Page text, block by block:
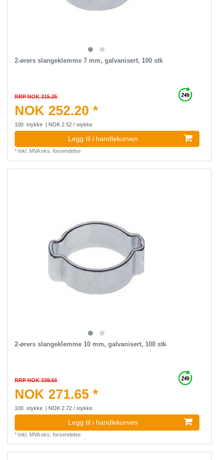
2-ørers slangeklemme 7 mm, galvanisert, 100 stk
RRP NOK 315.25
NOK 252.20 *
100 stykke | NOK 2.52 / stykke
Legg til i handlekurven
* Inkl. MVAeks. forsendelse
2-ørers slangeklemme 10 mm, galvanisert, 100 stk
RRP NOK 339.56
NOK 271.65 *
100 stykke | NOK 2.72 / stykke
Legg til i handlekurven
* Inkl. MVAeks. forsendelse